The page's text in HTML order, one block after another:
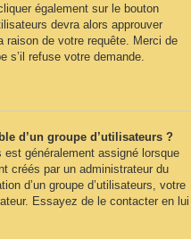
également sur le bouton
devra alors approuver
raison de votre requête. Merci de
s’il refuse votre demande.
d’un groupe d’utilisateurs ?
est généralement assigné lorsque
créés par un administrateur du
d’un groupe d’utilisateurs, votre
Essayez de le contacter en lui